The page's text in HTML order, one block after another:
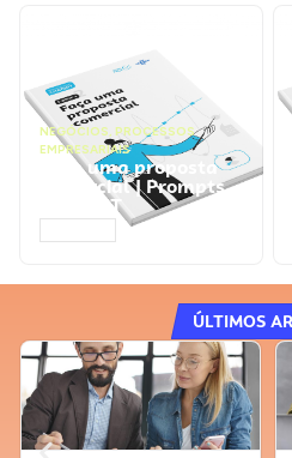
NEGÓCIOS, PROCESSOS
EMPRESARIAIS
Faça uma proposta
comercial | Prompts
ChatGPT
ÚLTIMOS